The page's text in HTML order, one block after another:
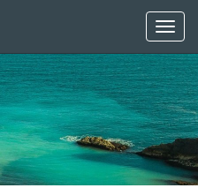
menu